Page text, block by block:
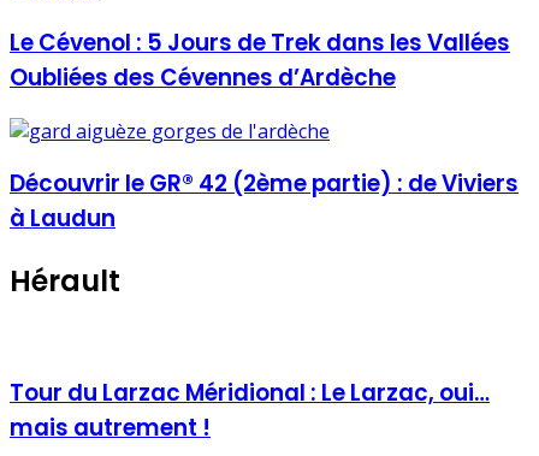
Le Cévenol : 5 Jours de Trek dans les Vallées
Oubliées des Cévennes d’Ardèche
Découvrir le GR® 42 (2ème partie) : de Viviers
à Laudun
Hérault
Tour du Larzac Méridional : Le Larzac, oui…
mais autrement !